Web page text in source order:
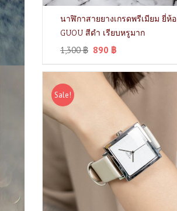
นาฬิกาสายยางเกรดพรีเมียม ยี่ห้อ
GUOU สีดำ เรียบหรูมาก
1,300฿ 890 ฿
Sale!